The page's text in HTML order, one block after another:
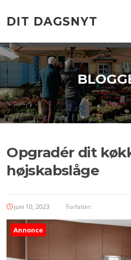
indhold
DIT DAGSNYT
Opgradér dit
højskabslåge
juni 10, 2023 Forfatter:
Annonce